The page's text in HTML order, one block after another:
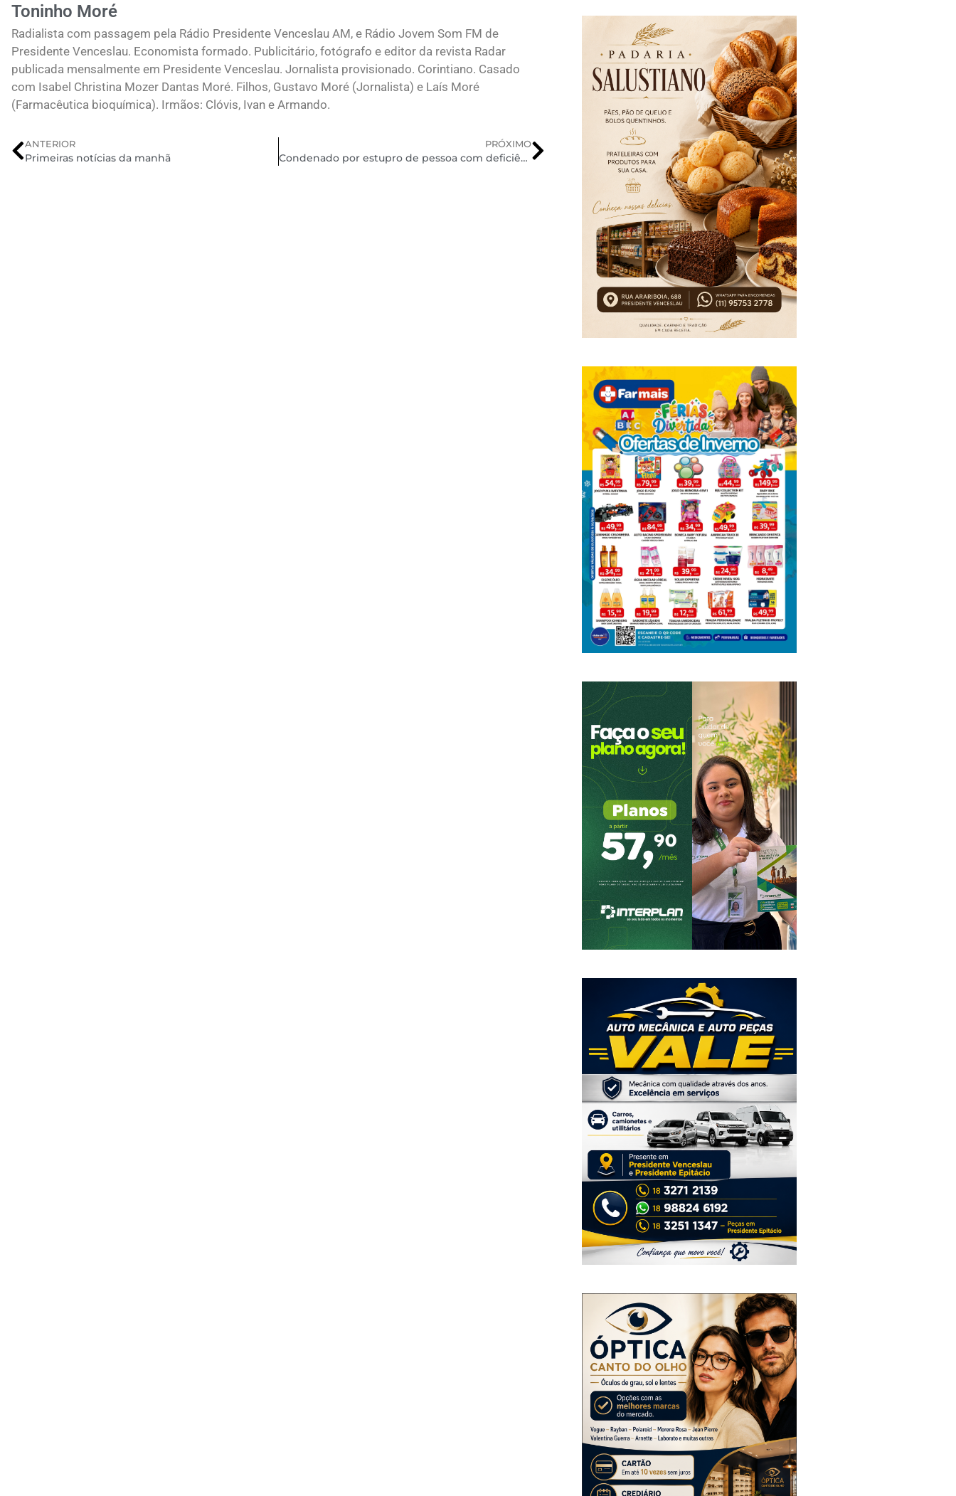
Toninho Moré
Radialista com passagem pela Rádio Presidente Venceslau AM, e Rádio Jovem Som FM de
Presidente Venceslau. Economista formado. Publicitário, fotógrafo e editor da revista Radar
publicada mensalmente em Presidente Venceslau. Jornalista provisionado. Corintiano. Casado
com Isabel Christina Mozer Dantas Moré. Filhos, Gustavo Moré (Jornalista) e Laís Moré
(Farmacêutica bioquímica). Irmãos: Clóvis, Ivan e Armando.
ANTERIOR
Primeiras notícias da manhã
PRÓXIMO
Condenado por estupro de pessoa com deficiência no MS é capturado pelo 8º Baep em Rancharia